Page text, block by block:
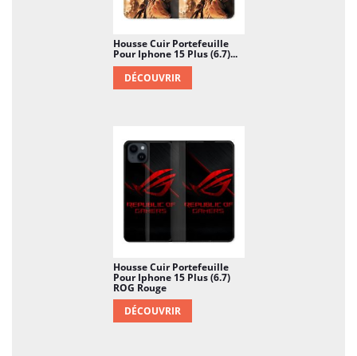
Housse Cuir Portefeuille
Pour Iphone 15 Plus (6.7)...
DÉCOUVRIR
Housse Cuir Portefeuille
Pour Iphone 15 Plus (6.7)
ROG Rouge
DÉCOUVRIR